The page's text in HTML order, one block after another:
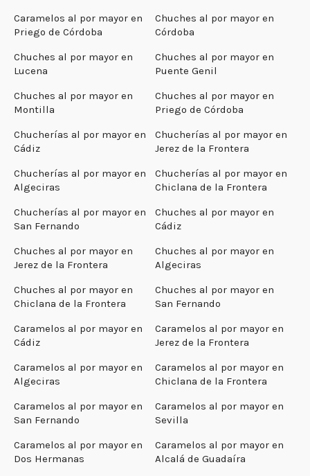
Caramelos al por mayor en
Priego de Córdoba
Chuches al por mayor en
Córdoba
Chuches al por mayor en
Lucena
Chuches al por mayor en
Puente Genil
Chuches al por mayor en
Montilla
Chuches al por mayor en
Priego de Córdoba
Chucherías al por mayor en
Cádiz
Chucherías al por mayor en
Jerez de la Frontera
Chucherías al por mayor en
Algeciras
Chucherías al por mayor en
Chiclana de la Frontera
Chucherías al por mayor en
San Fernando
Chuches al por mayor en
Cádiz
Chuches al por mayor en
Jerez de la Frontera
Chuches al por mayor en
Algeciras
Chuches al por mayor en
Chiclana de la Frontera
Chuches al por mayor en
San Fernando
Caramelos al por mayor en
Cádiz
Caramelos al por mayor en
Jerez de la Frontera
Caramelos al por mayor en
Algeciras
Caramelos al por mayor en
Chiclana de la Frontera
Caramelos al por mayor en
San Fernando
Caramelos al por mayor en
Sevilla
Caramelos al por mayor en
Dos Hermanas
Caramelos al por mayor en
Alcalá de Guadaíra